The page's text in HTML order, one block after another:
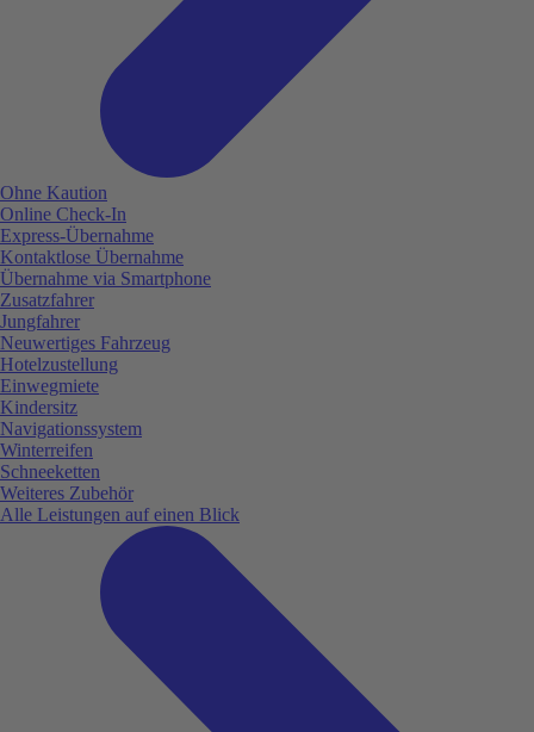
Ohne Kaution
Online Check-In
Express-Übernahme
Kontaktlose Übernahme
Übernahme via Smartphone
Zusatzfahrer
Jungfahrer
Neuwertiges Fahrzeug
Hotelzustellung
Einwegmiete
Kindersitz
Navigationssystem
Winterreifen
Schneeketten
Weiteres Zubehör
Alle Leistungen auf einen Blick